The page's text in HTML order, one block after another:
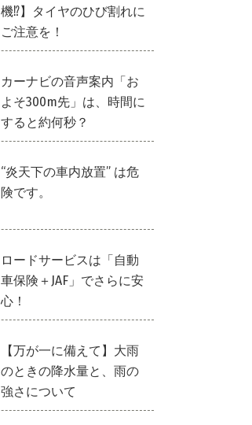
機⁉】タイヤのひび割れに
ご注意を！
カーナビの音声案内「お
よそ300m先」は、時間に
すると約何秒？
“炎天下の車内放置” は危
険です。
ロードサービスは「自動
車保険＋JAF」でさらに安
心！
【万が一に備えて】大雨
のときの降水量と、雨の
強さについて